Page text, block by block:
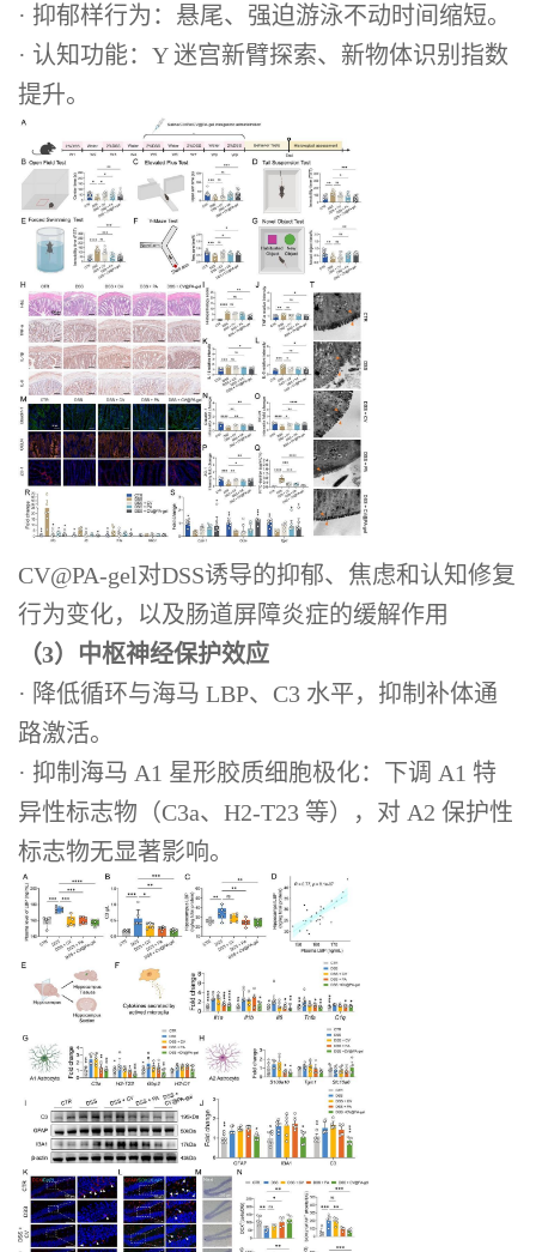
· 抑郁样行为：悬尾、强迫游泳不动时间缩短。
· 认知功能：Y 迷宫新臂探索、新物体识别指数
提升。
CV@PA-gel对DSS诱导的抑郁、焦虑和认知修复
行为变化，以及肠道屏障炎症的缓解作用
（3）中枢神经保护效应
· 降低循环与海马 LBP、C3 水平，抑制补体通
路激活。
· 抑制海马 A1 星形胶质细胞极化：下调 A1 特
异性标志物（C3a、H2-T23 等），对 A2 保护性
标志物无显著影响。